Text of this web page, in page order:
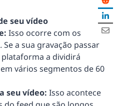
seu vídeo
Isso ocorre com os
a sua gravação passar
plataforma a dividirá
vários segmentos de 60
seu vídeo: Isso acontece